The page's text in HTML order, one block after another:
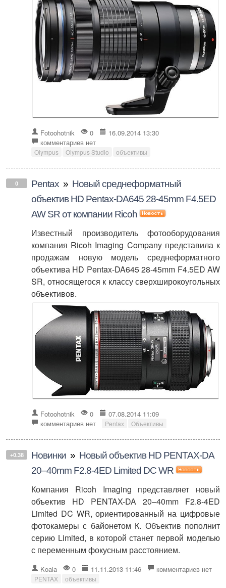
Fotoohotnik 0
16.09.2014 13:30
комментариев нет
Olympus Olympus Studio объективы
0 Pentax » Новый среднеформатный
объектив HD Pentax-DA645 28-45mm F4.5ED
AW SR от компании Ricoh
Известный производитель фотооборудования
компания Ricoh Imaging Company представила к
продажам новую модель среднеформатного
объектива HD Pentax-DA645 28-45mm F4.5ED AW
SR, относящегося к классу сверхширокоугольных
объективов.
Fotoohotnik 0
07.08.2014 11:09
комментариев нет
Pentax Объективы
+0.38 Новинки » Новый объектив HD PENTAX-DA
20–40mm F2.8-4ED Limited DC WR
Компания Ricoh Imaging представляет новый
объектив HD PENTAX-DA 20–40mm F2.8-4ED
Limited DC WR, ориентированный на цифровые
фотокамеры с байонетом К. Объектив пополнит
серию Limited, в которой станет первой моделью
с переменным фокусным расстоянием.
Koala 0 11.11.2013 11:46 комментариев нет
PENTAX объективы